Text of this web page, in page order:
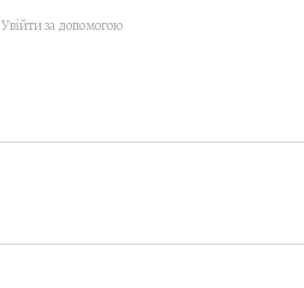
Увійти за допомогою